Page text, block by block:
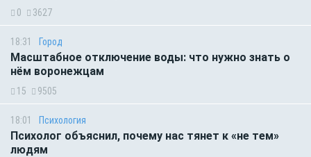
0 3627
18:31 Город
Масштабное отключение воды: что нужно знать о
нём воронежцам
15 9505
18:01 Психология
Психолог объяснил, почему нас тянет к «не тем»
людям